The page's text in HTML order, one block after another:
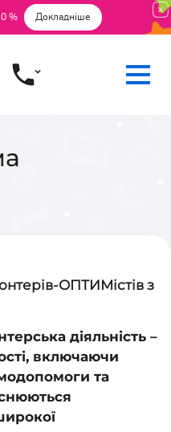
% Докладніше
ОПТИМістів з
діяльність –
включаючи
та